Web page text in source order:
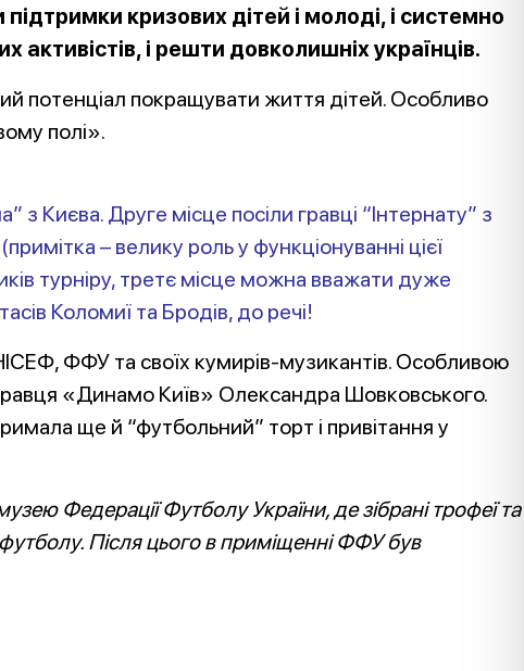
кризових дітей і молоді, і системно
активістів, і решти довколишніх українців.
потенціал покращувати життя дітей. Особливо
полі».
Києва. Друге місце посіли гравці “Інтернату” з
– велику роль у функціонуванні цієї
турніру, третє місце можна вважати дуже
Коломиї та Бродів, до речі!
ФФУ та своїх кумирів-музикантів. Особливою
«Динамо Київ» Олександра Шовковського.
ще й “футбольний” торт і привітання у
Федерації Футболу України, де зібрані трофеї та
футболу. Після цього в приміщенні ФФУ був